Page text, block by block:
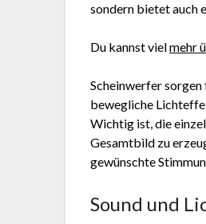
sondern bietet auch
Du kannst vielmehr
Scheinwerfer
bewegliche
Wichtig ist, die
Gesamtbild zu
gewünschte
Sound und